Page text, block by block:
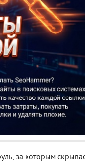
за которым